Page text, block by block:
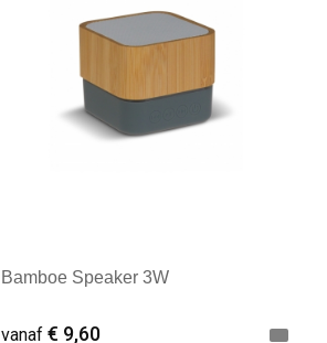
Bamboe Speaker 3W
vanaf€ 9,60